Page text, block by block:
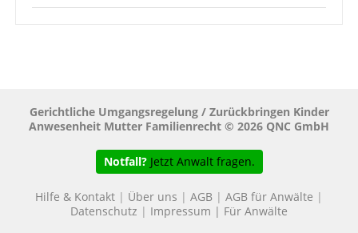
Gerichtliche Umgangsregelung / Zurückbringen Kinder
Anwesenheit Mutter Familienrecht © 2026 QNC GmbH
Notfall? Jetzt Anwalt fragen.
Hilfe & Kontakt | Über uns | AGB | AGB für Anwälte |
Datenschutz | Impressum | Für Anwälte